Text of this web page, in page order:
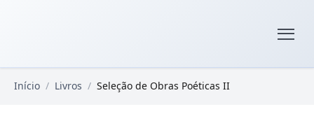
Início / Livros / Seleção de Obras Poéticas II